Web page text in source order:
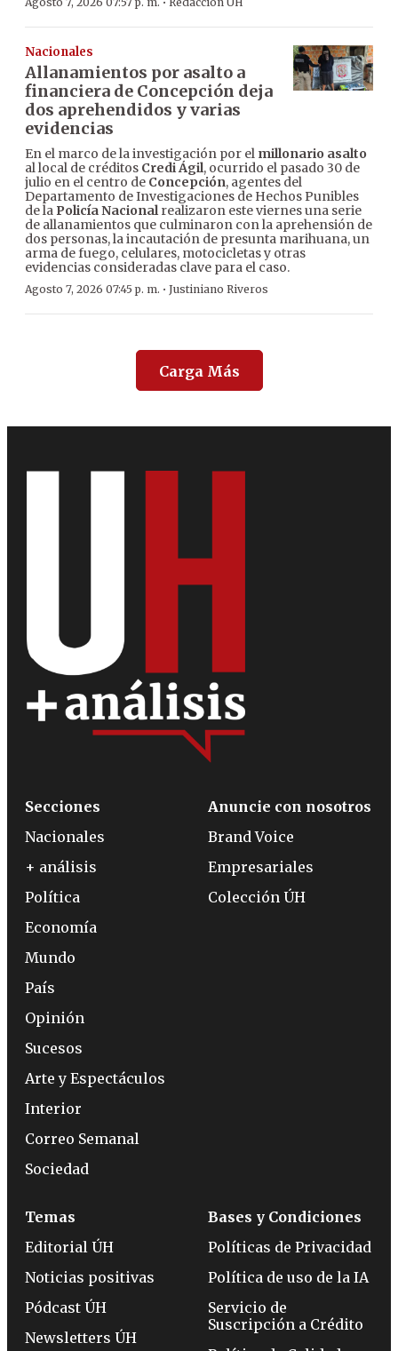
Nacionales
Allanamientos por asalto a
financiera de Concepción deja
dos aprehendidos y varias
evidencias
En el marco de la investigación por el millonario asalto
al local de créditos Credi Ágil, ocurrido el pasado 30 de
julio en el centro de Concepción, agentes del
Departamento de Investigaciones de Hechos Punibles
de la Policía Nacionalrealizaron este viernes una serie
de allanamientos que culminaron con la aprehensión de
dos personas, la incautación de presunta marihuana, un
arma de fuego, celulares, motocicletas y otras
evidencias consideradas clave para el caso.
Agosto 7, 2026 07:45 p. m. · Justiniano Riveros
Carga Más
Secciones
Nacionales
+ análisis
Política
Economía
Mundo
País
Opinión
Sucesos
Arte y Espectáculos
Interior
Correo Semanal
Sociedad
Anuncie con nosotros
Brand Voice
Empresariales
Colección ÚH
Temas
Editorial ÚH
Noticias positivas
Pódcast ÚH
Newsletters ÚH
Bases y Condiciones
Políticas de Privacidad
Política de uso de la IA
Servicio de
Suscripción a Crédito